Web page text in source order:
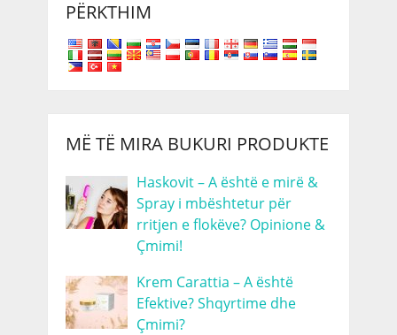
PËRKTHIM
MË TË MIRA BUKURI PRODUKTE
Haskovit – A është e mirë &
Spray i mbështetur për
rritjen e flokëve? Opinione &
Çmimi!
Krem Carattia – A është
Efektive? Shqyrtime dhe
Çmimi?